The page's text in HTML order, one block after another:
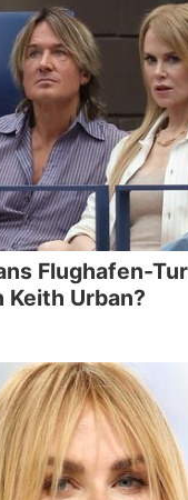
Flughafen-
Urban?